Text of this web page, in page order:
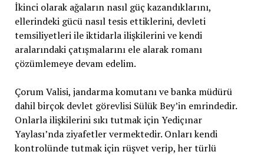
İkinci olarak ağaların nasıl güç kazandıklarını,
ellerindeki gücü nasıl tesis ettiklerini, devleti
temsiliyetleri ile iktidarla ilişkilerini ve kendi
aralarındaki çatışmalarını ele alarak romanı
çözümlemeye devam edelim.
Çorum Valisi, jandarma komutanı ve banka müdürü
dahil birçok devlet görevlisi Sülük Bey’in emrindedir.
Onlarla ilişkilerini sıkı tutmak için Yediçınar
Yaylası’nda ziyafetler vermektedir. Onları kendi
kontrolünde tutmak için rüşvet verip, her türlü